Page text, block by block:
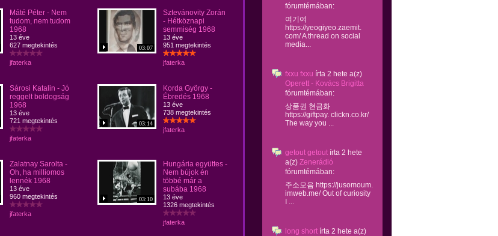
Máté Péter - Nem
tudom, nem tudom
1968
13 éve
627 megtekintés
jfaterka
03:07
Sztevánovity Zorán
- Hétköznapi
semmiség 1968
13 éve
951 megtekintés
jfaterka
Sárosi Katalin - Jó
reggelt boldogság
1968
13 éve
721 megtekintés
jfaterka
03:14
Korda György -
Ébredés 1968
13 éve
738 megtekintés
jfaterka
Zalatnay Sarolta -
Oh, ha milliomos
lennék 1968
13 éve
960 megtekintés
jfaterka
03:10
Hungária együttes -
Nem bújok én
többé már a
subába 1968
13 éve
1326 megtekintés
jfaterka
fórumtémában:
여기여
https://yeogiyeo.zaemit.
com/ A thread on social
media...
fxxu fxxu írta 2 hete a(z)
Operett - Kovács Brigitta
fórumtémában:
상품권 현금화
https://giftpay. clickn.co.kr/
The way you ...
getout getout írta 2 hete
a(z) Zenerádió
fórumtémában:
주소모음 https://jusomoum.
imweb.me/ Out of curiosity
I ...
long short írta 2 hete a(z)